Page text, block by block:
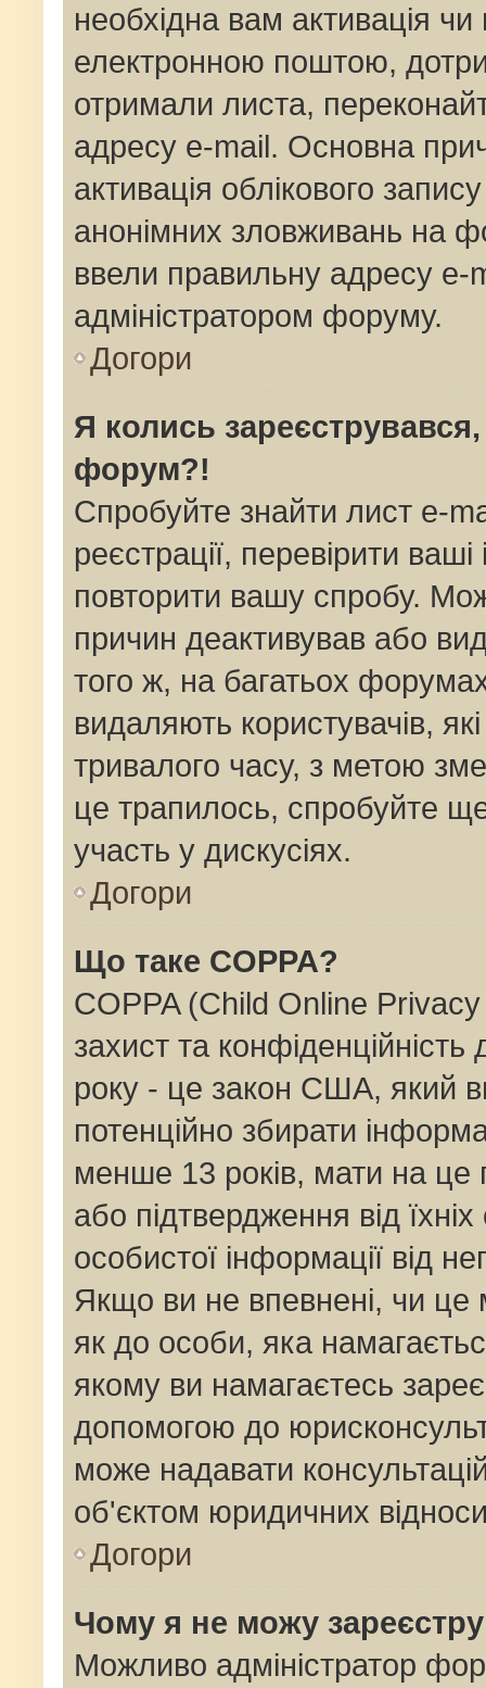
необхідна вам активація
електронною поштою,
отримали листа,
адресу e-mail. Основна
активація облікового
анонімних зловживань на
ввели правильну адресу e-
адміністратором форуму.
Догори
Я колись
форум?!
Спробуйте знайти лист e-
реєстрації, перевірити
повторити вашу спробу.
причин деактивував або
того ж, на багатьох
видаляють користувачів,
тривалого часу, з метою
це трапилось, спробуйте
участь у дискусіях.
Догори
Що таке COPPA?
COPPA (Child Online
захист та конфіденційність
року - це закон США, який
потенційно збирати
менше 13 років, мати на це
або підтвердження від
особистої інформації від
Якщо ви не впевнені, чи
як до особи, яка
якому ви намагаєтесь
допомогою до
може надавати
об'єктом юридичних
Догори
Чому я не можу
Можливо адміністратор